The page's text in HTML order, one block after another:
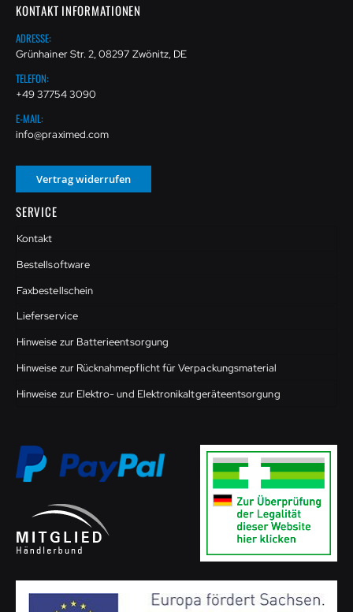
KONTAKT INFORMATIONEN
ADRESSE:
Grünhainer Str. 2, 08297 Zwönitz, DE
TELEFON:
+49 37754 3090
E-MAIL:
info@praximed.com
Vertrag widerrufen
SERVICE
Kontakt
Bestellsoftware
Faxbestellschein
Lieferservice
Hinweise zur Batterieentsorgung
Hinweise zur Rücknahmepflicht für Verpackungsmaterial
Hinweise zur Elektro- und Elektronikaltgeräteentsorgung